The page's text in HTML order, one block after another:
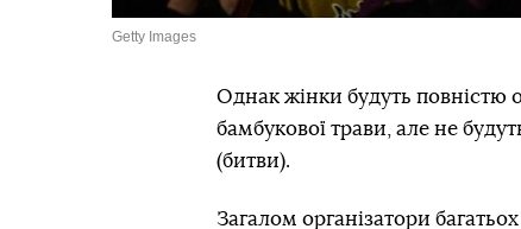
Getty Images
Однак жінки будуть повністю
бамбукової трави, але не
(битви).
Загалом організатори